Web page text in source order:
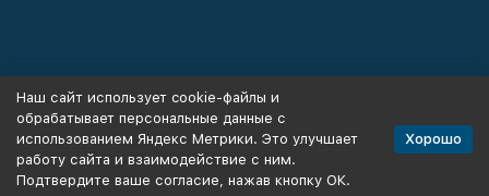
Информация
Наш сайт использует cookie-файлы и
обрабатывает персональные данные с
использованием Яндекс Метрики. Это улучшает
работу сайта и взаимодействие с ним.
Подтвердите ваше согласие, нажав кнопку ОК.
Хорошо